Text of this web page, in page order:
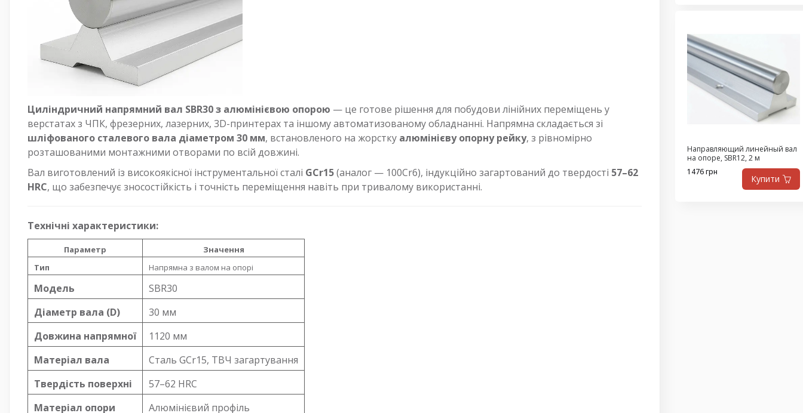
Циліндричний напрямний вал SBR30 з алюмінієвою опорою — це готове рішення для побудови лінійних переміщень у
верстатах з ЧПК, фрезерних, лазерних, 3D-принтерах та іншому автоматизованому обладнанні. Напрямна складається зі
шліфованого сталевого вала діаметром 30 мм, встановленого на жорстку алюмінієву опорну рейку, з рівномірно
розташованими монтажними отворами по всій довжині.
Вал виготовлений із високоякісної інструментальної сталі GCr15(аналог — 100Cr6), індукційно загартований до твердості 57–62
HRC, що забезпечує зносостійкість і точність переміщення навіть при тривалому використанні.
Технічні характеристики:
Параметр
Значення
Тип
Напрямна з валом на опорі
Модель
SBR30
Діаметр вала (D)
30 мм
Довжина напрямної
1120 мм
Матеріал вала
Сталь GCr15, ТВЧ загартування
Твердість поверхні
57–62 HRC
Матеріал опори
Алюмінієвий профіль
Направляющий линейный вал
на опоре, SBR12, 2 м
1476 грн
Купити